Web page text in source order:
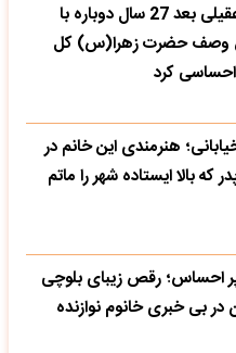
شادمهر عقیلی بعد 27 سال دوباره با
وصف حضرت زهرا(س) کل
احساسی کرد
هنرمندی این خانم در
که بالا ایستاده شهر را ماتم
احساس؛ رقص زیبای بلوچی
در بی خبری خانوم نوازنده